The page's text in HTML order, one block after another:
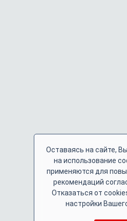
Оставаясь на сайте,
на использование
применяются для
рекомендаций
Отказаться от
настройки